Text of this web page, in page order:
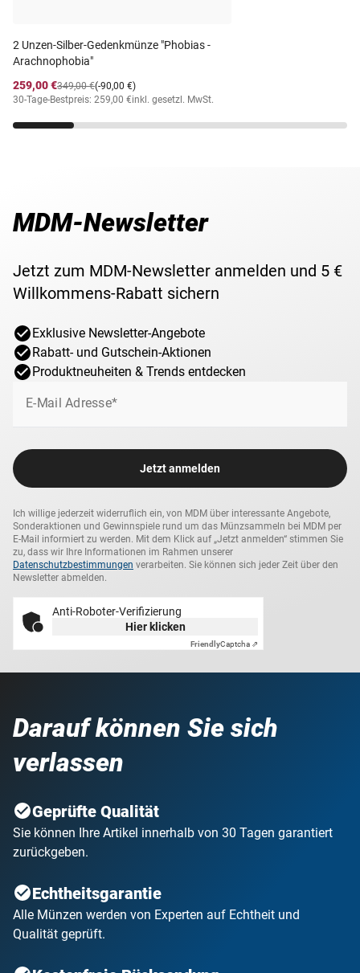
Motiv
Rückseite: Weißkopfseeadler, Wert
2 Unzen-Silber-Gedenkmünze "Phobias -
Arachnophobia"
259,00 €
(-90,00 €)
349,00 €
30-Tage-Bestpreis: 259,00 €inkl. gesetzl. MwSt.
MDM-Newsletter
Jetzt zum MDM-Newsletter anmelden und 5 €
Willkommens-Rabatt sichern
Exklusive Newsletter-Angebote
Rabatt- und Gutschein-Aktionen
Produktneuheiten & Trends entdecken
E-Mail Adresse*
Jetzt anmelden
Ich willige jederzeit widerruflich ein, von MDM über interessante Angebote,
Sonderaktionen und Gewinnspiele rund um das Münzsammeln bei MDM per
E-Mail informiert zu werden. Mit dem Klick auf „Jetzt anmelden“ stimmen Sie
zu, dass wir Ihre Informationen im Rahmen unserer
Datenschutzbestimmungen verarbeiten. Sie können sich jeder Zeit über den
Newsletter abmelden.
Anti-Roboter-Verifizierung
Hier klicken
FriendlyCaptcha ⇗
Darauf können Sie sich
verlassen
Geprüfte Qualität
Sie können Ihre Artikel innerhalb von 30 Tagen garantiert
zurückgeben.
Echtheitsgarantie
Alle Münzen werden von Experten auf Echtheit und
Qualität geprüft.